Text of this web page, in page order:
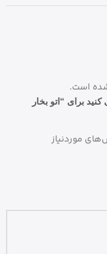
است.
برای “اتو بخار
موردنیاز